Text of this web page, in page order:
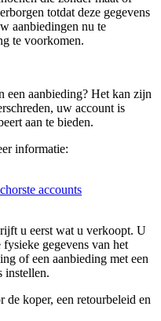
totdat deze gegevens
aanbiedingen nu te
te voorkomen.
een aanbieding? Het kan zijn
uw account is
aan te bieden.
informatie:
accounts
u eerst wat u verkoopt. U
gegevens van het
of een aanbieding met een
instellen.
de koper, een retourbeleid en